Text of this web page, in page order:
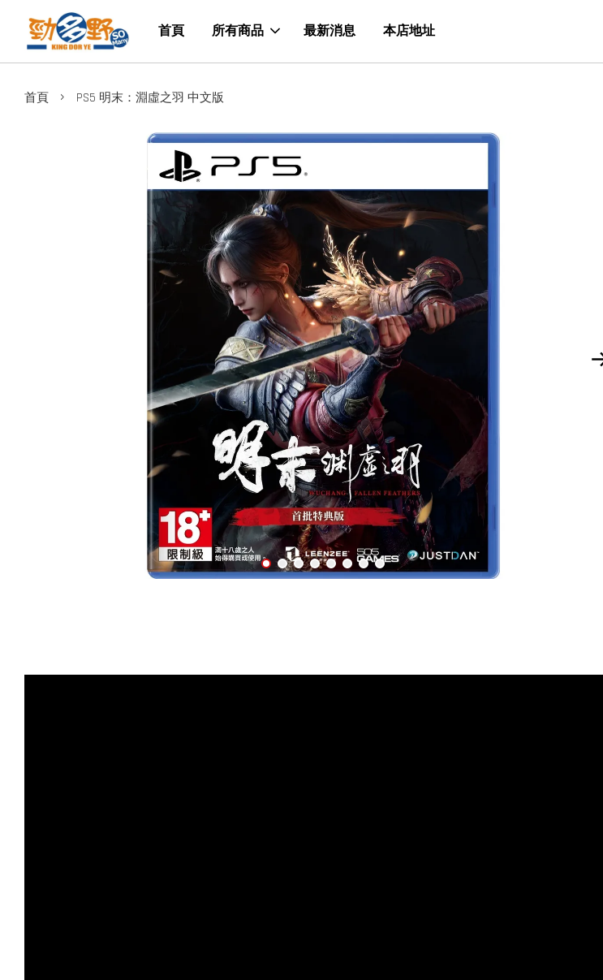
首頁 所有商品 最新消息 本店地址
首頁 › PS5 明末：淵虛之羽 中文版